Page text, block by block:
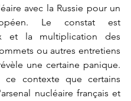
avec la Russie pour un
Le constat est
et la multiplication des
ou autres entretiens
une certaine panique.
ce contexte que certains
nucléaire français et